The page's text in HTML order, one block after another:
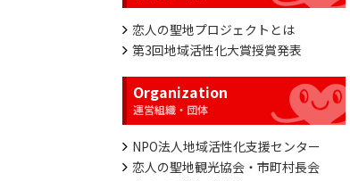
恋人の聖地プロジェクトとは
第3回地域活性化大賞授賞発表
Organization
NPO法人地域活性化支援センター
恋人の聖地観光協会・市町村長会